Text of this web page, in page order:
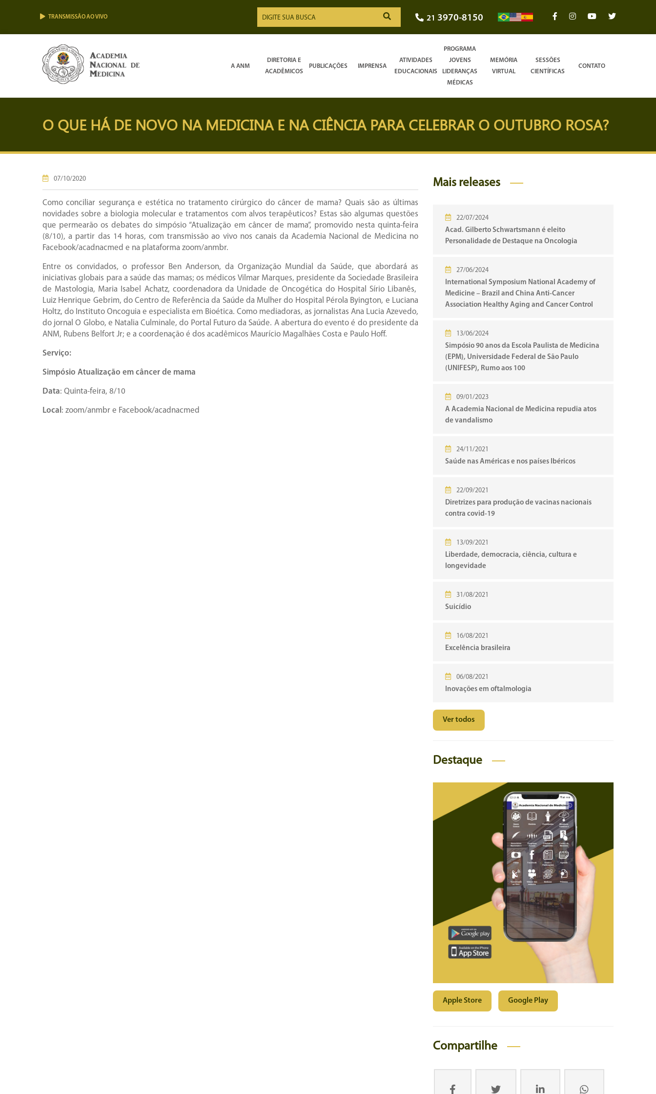
TRANSMISSÃO AO VIVO 21 3970-8150
A ANM
DIRETORIA E
ACADÊMICOS
PUBLICAÇÕES IMPRENSA
ATIVIDADES
EDUCACIONAIS
PROGRAMA
JOVENS
LIDERANÇAS
MÉDICAS
MEMÓRIA
VIRTUAL
SESSÕES
CIENTÍFICAS
CONTATO
O QUE HÁ DE NOVO NA MEDICINA E NA CIÊNCIA PARA CELEBRAR O OUTUBRO ROSA?
07/10/2020
Como conciliar segurança e estética no tratamento cirúrgico do câncer de mama? Quais são as últimas
novidades sobre a biologia molecular e tratamentos com alvos terapêuticos? Estas são algumas questões
que permearão os debates do simpósio “Atualização em câncer de mama”, promovido nesta quinta-feira
(8/10), a partir das 14 horas, com transmissão ao vivo nos canais da Academia Nacional de Medicina no
Facebook/acadnacmed e na plataforma zoom/anmbr.
Entre os convidados, o professor Ben Anderson, da Organização Mundial da Saúde, que abordará as
iniciativas globais para a saúde das mamas; os médicos Vilmar Marques, presidente da Sociedade Brasileira
de Mastologia, Maria Isabel Achatz, coordenadora da Unidade de Oncogética do Hospital Sírio Libanês,
Luiz Henrique Gebrim, do Centro de Referência da Saúde da Mulher do Hospital Pérola Byington, e Luciana
Holtz, do Instituto Oncoguia e especialista em Bioética. Como mediadoras, as jornalistas Ana Lucia Azevedo,
do jornal O Globo, e Natalia Culminale, do Portal Futuro da Saúde. A abertura do evento é do presidente da
ANM, Rubens Belfort Jr; e a coordenação é dos acadêmicos Maurício Magalhães Costa e Paulo Hoff.
Serviço:
Simpósio Atualização em câncer de mama
Data: Quinta-feira, 8/10
Local : zoom/anmbr e Facebook/acadnacmed
Mais releases
22/07/2024
Acad. Gilberto Schwartsmann é eleito
Personalidade de Destaque na Oncologia
27/06/2024
International Symposium National Academy of
Medicine – Brazil and China Anti-Cancer
Association Healthy Aging and Cancer Control
13/06/2024
Simpósio 90 anos da Escola Paulista de Medicina
(EPM), Universidade Federal de São Paulo
(UNIFESP), Rumo aos 100
09/01/2023
A Academia Nacional de Medicina repudia atos
de vandalismo
24/11/2021
Saúde nas Américas e nos países Ibéricos
22/09/2021
Diretrizes para produção de vacinas nacionais
contra covid-19
13/09/2021
Liberdade, democracia, ciência, cultura e
longevidade
31/08/2021
Suicídio
16/08/2021
Excelência brasileira
06/08/2021
Inovações em oftalmologia
Ver todos
Destaque
Apple Store Google Play
Compartilhe